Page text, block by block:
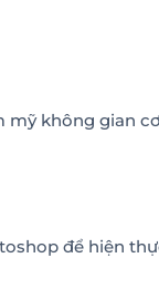
mỹ không gian
để hiện